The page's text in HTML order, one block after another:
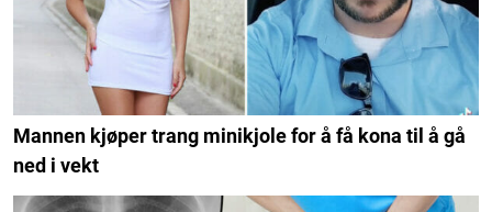
Mannen kjøper trang minikjole for å få kona til å gå
ned i vekt